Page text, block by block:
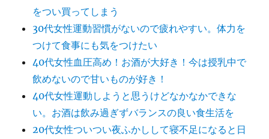
をつい買ってしまう
30代女性運動習慣がないので疲れやすい。体力を
つけて食事にも気をつけたい
40代女性血圧高め！お酒が大好き！今は授乳中で
飲めないので甘いものが好き！
40代女性運動しようと思うけどなかなかできな
い。お酒は飲み過ぎずバランスの良い食生活を
20代女性ついつい夜ふかしして寝不足になると日